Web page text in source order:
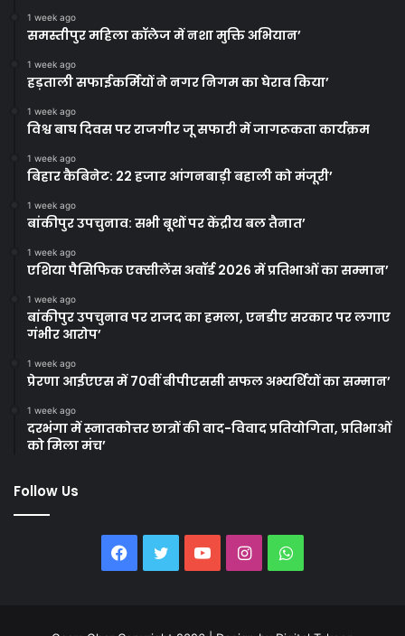
1 week ago
समस्तीपुर महिला कॉलेज में नशा मुक्ति अभियान’
1 week ago
हड़ताली सफाईकर्मियों ने नगर निगम का घेराव किया’
1 week ago
विश्व बाघ दिवस पर राजगीर जू सफारी में जागरूकता कार्यक्रम
1 week ago
बिहार कैबिनेट: 22 हजार आंगनबाड़ी बहाली को मंजूरी’
1 week ago
बांकीपुर उपचुनाव: सभी बूथों पर केंद्रीय बल तैनात’
1 week ago
एशिया पैसिफिक एक्सीलेंस अवॉर्ड 2026 में प्रतिभाओं का सम्मान’
1 week ago
बांकीपुर उपचुनाव पर राजद का हमला, एनडीए सरकार पर लगाए
गंभीर आरोप’
1 week ago
प्रेरणा आईएएस में 70वीं बीपीएससी सफल अभ्यर्थियों का सम्मान’
1 week ago
दरभंगा में स्नातकोत्तर छात्रों की वाद-विवाद प्रतियोगिता, प्रतिभाओं
को मिला मंच’
Follow Us
Facebook
TwitterYouTubeInstagramWhatsApp